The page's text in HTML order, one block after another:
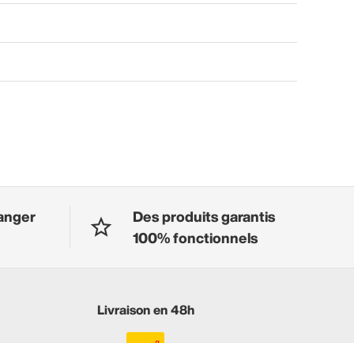
Des produits garantis
100% fonctionnels
Livraison en 48h